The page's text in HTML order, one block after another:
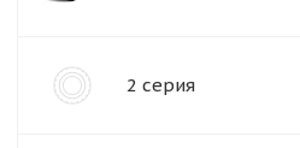
2 серия